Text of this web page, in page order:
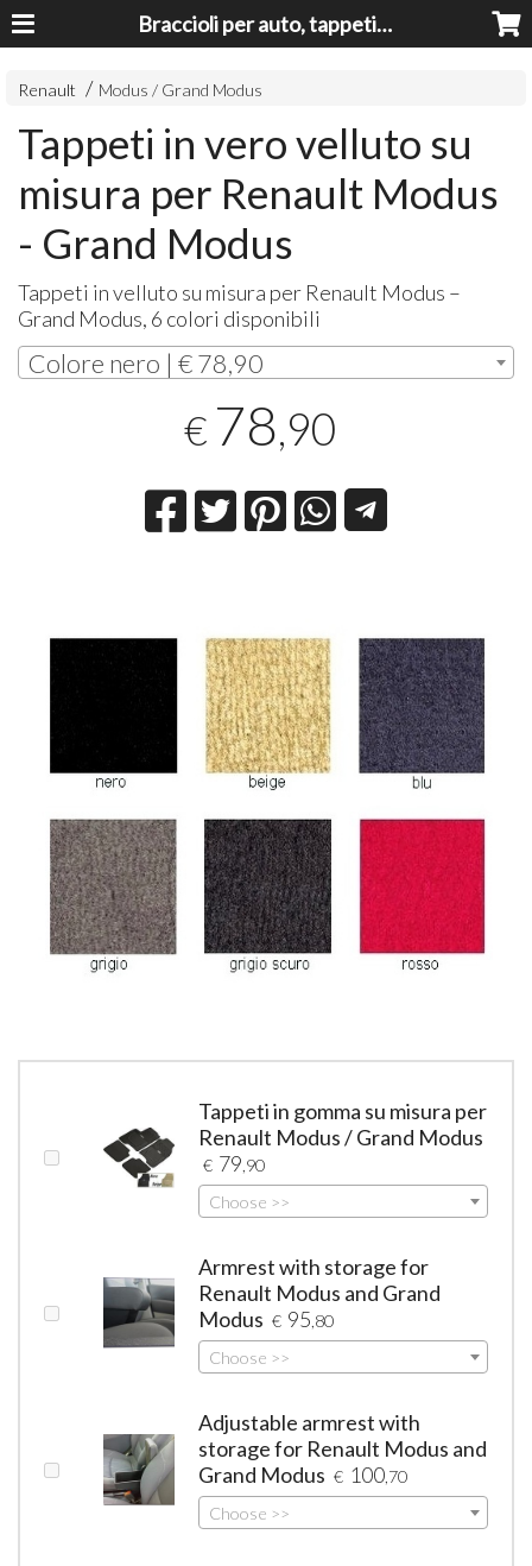
Braccioli per auto, tappeti auto, accessori auto MADE IN ITALY - Armrests, Mittelarmlehnen, Accoundoirs
Renault Modus / Grand Modus
Tappeti in vero velluto su
misura per Renault Modus
- Grand Modus
Tappeti in velluto su misura per Renault Modus –
Grand Modus, 6 colori disponibili
Colore nero | € 78,90
€ 78,90
Tappeti in gomma su misura per
Renault Modus / Grand Modus
€ 79 ,90
Choose >>
Armrest with storage for
Renault Modus and Grand
Modus € 95 ,80
Choose >>
Adjustable armrest with
storage for Renault Modus and
Grand Modus € 100 ,70
Choose >>